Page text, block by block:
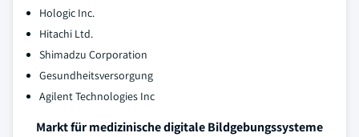
Hologic Inc.
Hitachi Ltd.
Shimadzu Corporation
Gesundheitsversorgung
Agilent Technologies Inc
Markt für medizinische digitale Bildgebungssysteme